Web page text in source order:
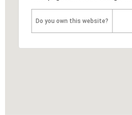
Do you own this website?